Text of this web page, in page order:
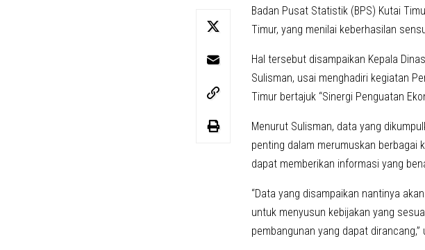
Badan Pusat Statistik (BPS) Kutai
Timur, yang menilai keberhasilan
Hal tersebut disampaikan Kepala
Sulisman, usai menghadiri kegiatan
Timur bertajuk “Sinergi Penguatan
Menurut Sulisman, data yang
penting dalam merumuskan berbagai
dapat memberikan informasi yang
“Data yang disampaikan nantinya
untuk menyusun kebijakan yang
pembangunan yang dapat dirancang,”